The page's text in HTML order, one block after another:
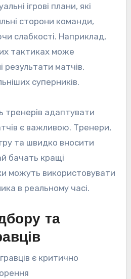
ігрові плани, які
сторони команди,
слабкості. Наприклад,
тактиках може
результати матчів,
суперників.
тренерів адаптувати
є важливою. Тренери,
та швидко вносити
бачать кращі
можуть використовувати
в реальному часі.
та
є критично